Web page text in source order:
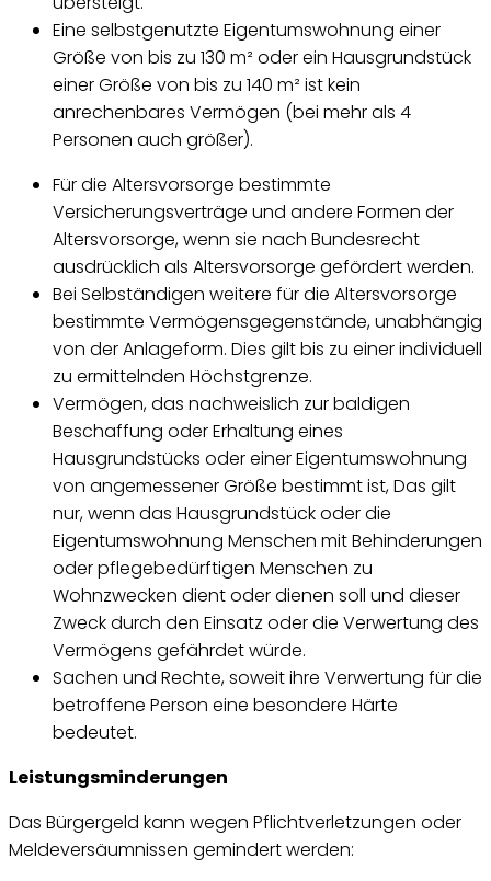
Eine selbstgenutzte Eigentumswohnung einer
Größe von bis zu 130 m² oder ein Hausgrundstück
einer Größe von bis zu 140 m² ist kein
anrechenbares Vermögen (bei mehr als 4
Personen auch größer).
Für die Altersvorsorge bestimmte
Versicherungsverträge und andere Formen der
Altersvorsorge, wenn sie nach Bundesrecht
ausdrücklich als Altersvorsorge gefördert werden.
Bei Selbständigen weitere für die Altersvorsorge
bestimmte Vermögensgegenstände, unabhängig
von der Anlageform. Dies gilt bis zu einer individuell
zu ermittelnden Höchstgrenze.
Vermögen, das nachweislich zur baldigen
Beschaffung oder Erhaltung eines
Hausgrundstücks oder einer Eigentumswohnung
von angemessener Größe bestimmt ist, Das gilt
nur, wenn das Hausgrundstück oder die
Eigentumswohnung Menschen mit Behinderungen
oder pflegebedürftigen Menschen zu
Wohnzwecken dient oder dienen soll und dieser
Zweck durch den Einsatz oder die Verwertung des
Vermögens gefährdet würde.
Sachen und Rechte, soweit ihre Verwertung für die
betroffene Person eine besondere Härte
bedeutet.
Leistungsminderungen
Das Bürgergeld kann wegen Pflichtverletzungen oder
Meldeversäumnissen gemindert werden: